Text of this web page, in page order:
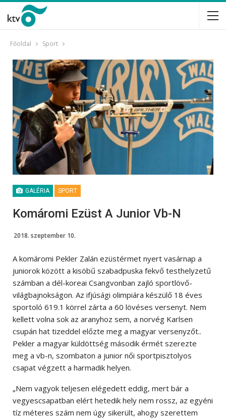
Főoldal Sport
GALÉRIA SPORT
Komáromi Ezüst A Junior Vb-N
2018. szeptember 10.
A komáromi Pekler Zalán ezüstérmet nyert vasárnap a
juniorok között a kisöbű szabadpuska fekvő testhelyzetű
számban a dél-koreai Csangvonban zajló sportlövő-
világbajnokságon. Az ifjúsági olimpiára készülő 18 éves
sportoló 619.1 körrel zárta a 60 lövéses versenyt. Nem
kellett volna sok az aranyhoz sem, a norvég Karlsen
csupán hat tizeddel előzte meg a magyar versenyzőt..
Pekler a magyar küldöttség második érmét szerezte
meg a vb-n, szombaton a junior női sportpisztolyos
csapat végzett a harmadik helyen.
„Nem vagyok teljesen elégedett eddig, mert bár a
vegyescsapatban elért hetedik hely nem rossz, az egyéni
tíz méteres szám nem úgy sikerült, ahogy szerettem